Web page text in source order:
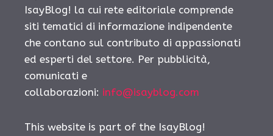
IsayBlog! la cui rete editoriale comprende
siti tematici di informazione indipendente
che contano sul contributo di appassionati
ed esperti del settore. Per pubblicità,
comunicati e
collaborazioni: info@isayblog.com
This website is part of the IsayBlog!